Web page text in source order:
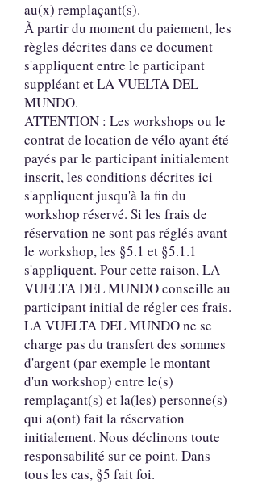
au(x) remplaçant(s).
À partir du moment du paiement, les
règles décrites dans ce document
s'appliquent entre le participant
suppléant et LA VUELTA DEL
MUNDO.
ATTENTION : Les workshops ou le
contrat de location de vélo ayant été
payés par le participant initialement
inscrit, les conditions décrites ici
s'appliquent jusqu'à la fin du
workshop réservé. Si les frais de
réservation ne sont pas réglés avant
le workshop, les §5.1 et §5.1.1
s'appliquent. Pour cette raison, LA
VUELTA DEL MUNDO conseille au
participant initial de régler ces frais.
LA VUELTA DEL MUNDO ne se
charge pas du transfert des sommes
d'argent (par exemple le montant
d'un workshop) entre le(s)
remplaçant(s) et la(les) personne(s)
qui a(ont) fait la réservation
initialement. Nous déclinons toute
responsabilité sur ce point. Dans
tous les cas, §5 fait foi.